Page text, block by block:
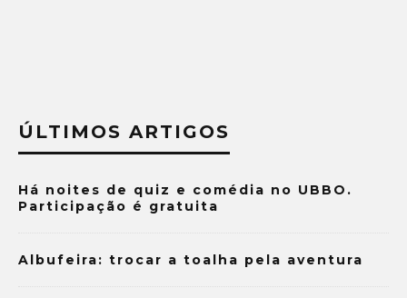
ÚLTIMOS ARTIGOS
Há noites de quiz e comédia no UBBO.
Participação é gratuita
Albufeira: trocar a toalha pela aventura